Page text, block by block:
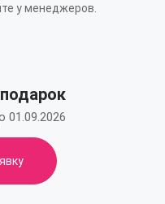
у менеджеров.
01.09.2026